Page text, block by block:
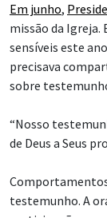
Em junho,
missão da Igreja.
sensíveis este
precisava
sobre
“Nosso
de Deus a Seus
testemunho. A